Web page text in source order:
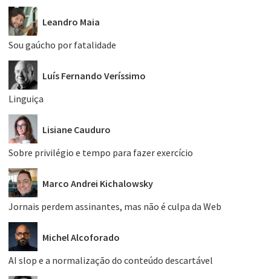
Leandro Maia
Sou gaúcho por fatalidade
Luís Fernando Veríssimo
Linguiça
Lisiane Cauduro
Sobre privilégio e tempo para fazer exercício
Marco Andrei Kichalowsky
Jornais perdem assinantes, mas não é culpa da Web
Michel Alcoforado
AI slop e a normalização do conteúdo descartável